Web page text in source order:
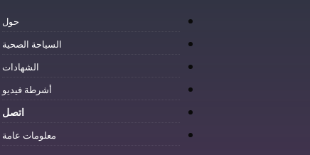
حول
السياحة الصحية
الشهادات
أشرطة فيديو
اتصل
معلومات عامة